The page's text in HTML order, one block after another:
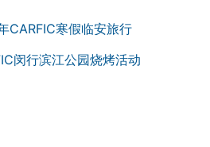
CARFIC寒假临安旅行
闵行滨江公园烧烤活动